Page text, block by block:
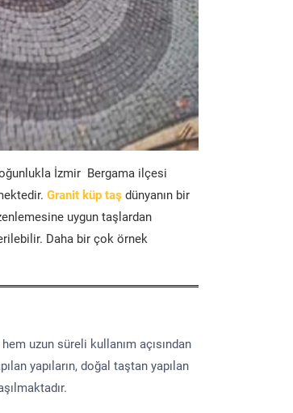
İzmir Bergama ilçesi
Granit küp taş dünyanın bir
uygun taşlardan
Daha bir çok örnek
hem uzun süreli kullanım açısından
yapıların, doğal taştan yapılan